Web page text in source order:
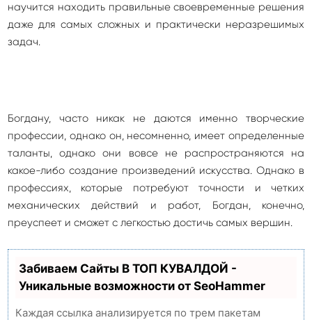
научится находить правильные своевременные решения
даже для самых сложных и практически неразрешимых
задач.
Богдану, часто никак не даются именно творческие
профессии, однако он, несомненно, имеет определенные
таланты, однако они вовсе не распространяются на
какое-либо создание произведений искусства. Однако в
профессиях, которые потребуют точности и четких
механических действий и работ, Богдан, конечно,
преуспеет и сможет с легкостью достичь самых вершин.
Забиваем Сайты В ТОП КУВАЛДОЙ -
Уникальные возможности от SeoHammer
Каждая ссылка анализируется по трем пакетам